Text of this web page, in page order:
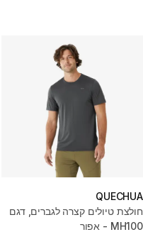
QUECHUA
חולצת טיולים קצרה לגברים, דגם
MH100 - אפור